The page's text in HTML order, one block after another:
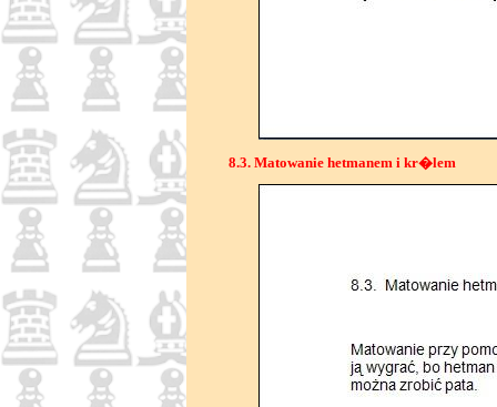
8.3. Matowanie hetmanem i kr�lem